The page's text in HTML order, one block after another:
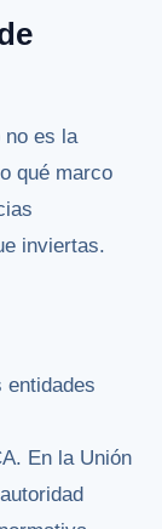
no es la
qué marco
inviertas.
entidades
En la Unión